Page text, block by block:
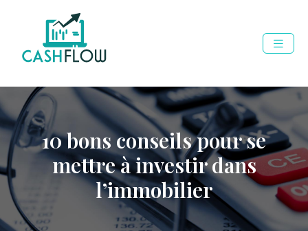
10 bons conseils pour se
mettre à investir dans
l’immobilier